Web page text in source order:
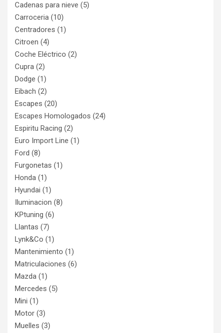
Cadenas para nieve (5)
Carroceria (10)
Centradores (1)
Citroen (4)
Coche Eléctrico (2)
Cupra (2)
Dodge (1)
Eibach (2)
Escapes (20)
Escapes Homologados (24)
Espiritu Racing (2)
Euro Import Line (1)
Ford (8)
Furgonetas (1)
Honda (1)
Hyundai (1)
Iluminacion (8)
KPtuning (6)
Llantas (7)
Lynk&Co (1)
Mantenimiento (1)
Matriculaciones (6)
Mazda (1)
Mercedes (5)
Mini (1)
Motor (3)
Muelles (3)